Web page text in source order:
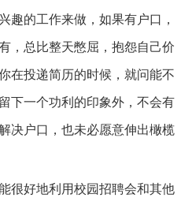
趣的工作来做，如果有户口，
，总比整天憋屈，抱怨自己价
在投递简历的时候，就问能不
下一个功利的印象外，不会有
决户口，也未必愿意伸出橄榄
很好地利用校园招聘会和其他